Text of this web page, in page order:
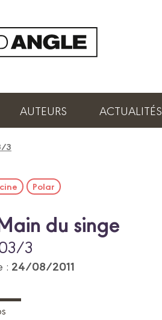
AUTEURS ACTUALITÉS
3
Polar
du singe
3
: 24/08/2011